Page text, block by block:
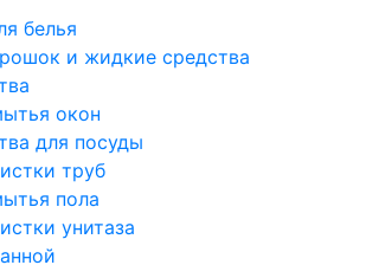
белья
и жидкие средства
окон
для посуды
труб
пола
унитаза